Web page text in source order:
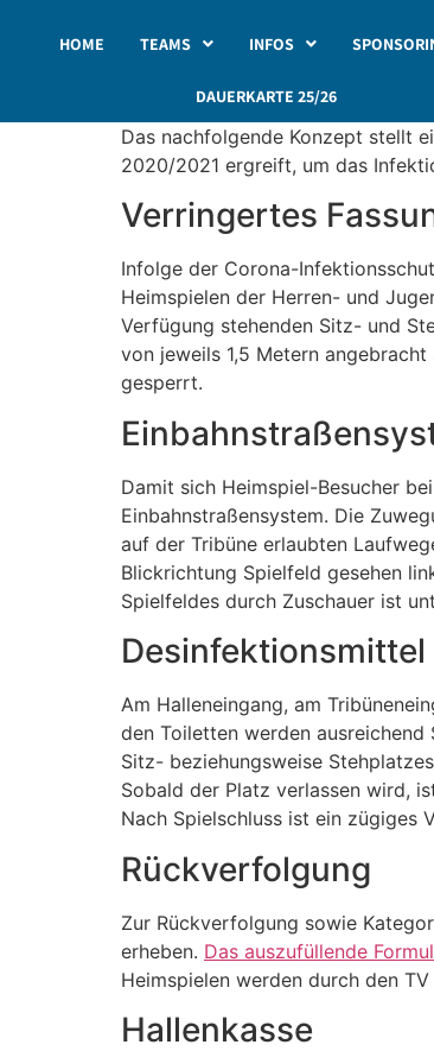
HOME TEAMS INFOS
DAUERKARTE 25/26
Das nachfolgende Konzept stellt
2020/2021 ergreift, um das
Verringertes
Infolge der Corona-
Heimspielen der Herren- und
Verfügung stehenden Sitz- und
von jeweils 1,5 Metern
gesperrt.
Damit sich Heimspiel-Besucher
Einbahnstraßensystem. Die
auf der Tribüne erlaubten
Blickrichtung Spielfeld gesehen
Spielfeldes durch Zuschauer ist
Am Halleneingang, am
den Toiletten werden
Sitz- beziehungsweise
Sobald der Platz verlassen wird,
Nach Spielschluss ist ein zügiges
Rückverfolgung
Zur Rückverfolgung sowie
erheben. Das auszufüllende
Heimspielen werden durch den
Hallenkasse